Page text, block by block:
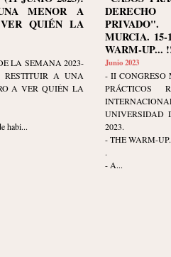
MENOR A
QUIÉN LA
LA SEMANA 2023-
RESTITUIR A UNA
A VER QUIÉN LA
habi...
MURCIA.
WARM-UP...
Junio 2023
- II CONGRESO
PRÁCTICOS
UNIVERSIDAD
2023.
- THE WARM-
.
- A...